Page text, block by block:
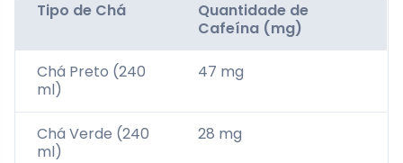
Tipo de Chá
Quantidade de
Cafeína (mg)
Chá Preto (240
ml)
47 mg
Chá Verde (240
ml)
28 mg